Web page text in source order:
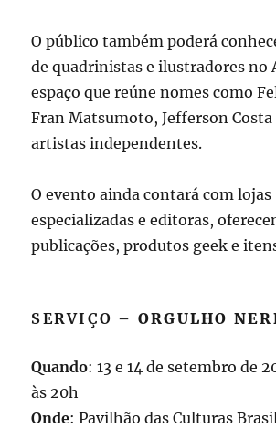
O público também poderá
de quadrinistas e ilustradores no
espaço que reúne nomes como
Fran Matsumoto, Jefferson Costa
artistas independentes.
O evento ainda contará com lojas
especializadas e editoras,
publicações, produtos geek e
SERVIÇO – ORGULHO
Quando: 13 e 14 de setembro de
às 20h
Onde: Pavilhão das Culturas